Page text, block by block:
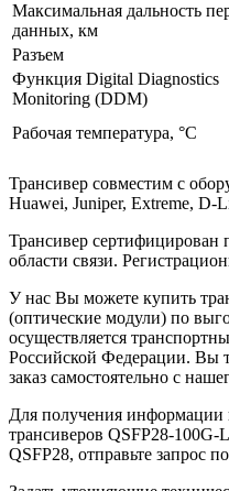
Максимальная дальность
данных, км
Разъем
Функция Digital Diagnostics
Monitoring (DDM)
Рабочая температура, °C
Трансивер совместим с
Huawei, Juniper, Extreme, D-
Трансивер сертифицирован
области связи.
У нас Вы можете купить
(оптические модули) по
осуществляется
Российской Федерации. Вы
заказ самостоятельно с
Для получения информации
трансиверов QSFP28-
QSFP28, отправьте запрос